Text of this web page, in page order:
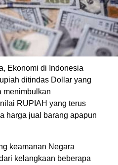
Ekonomi di Indonesia
ditindas Dollar yang
menimbulkan
RUPIAH yang terus
harga jual barang apapun
keamanan Negara
kelangkaan beberapa